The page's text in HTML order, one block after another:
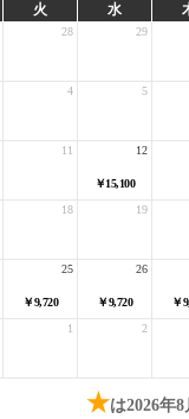
火 水
28 29
4 5
11
￥15,100
12
18 19
￥9,720
25
￥9,720
26
￥
1 2
★は2026年